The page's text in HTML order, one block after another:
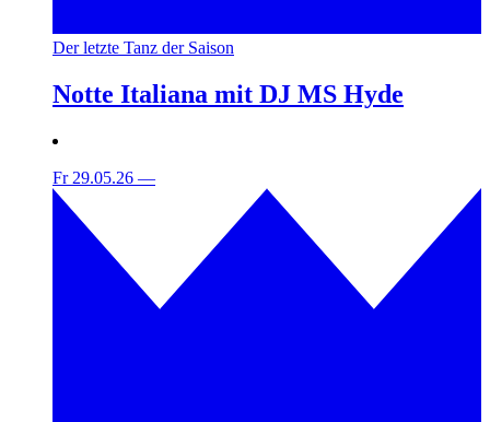
Der letzte Tanz der Saison
Notte Italiana mit DJ MS Hyde
Fr 29.05.26 —